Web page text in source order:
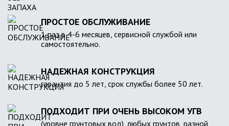
ПРОСТОЕ ОБСЛУЖИВАНИЕ
1 раз в 4-6 месяцев, сервисной службой или
самостоятельно.
НАДЕЖНАЯ КОНСТРУКЦИЯ
гарантия до 5 лет, срок службы более 50 лет.
ПОДХОДИТ ПРИ ОЧЕНЬ ВЫСОКОМ УГВ
(уровне грунтовых вод), любых грунтов, разной